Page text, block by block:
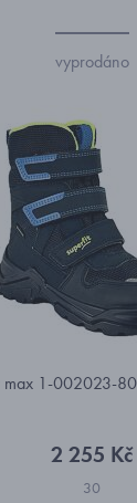
vyprodáno
max 1-002023-
2 255 Kč
30